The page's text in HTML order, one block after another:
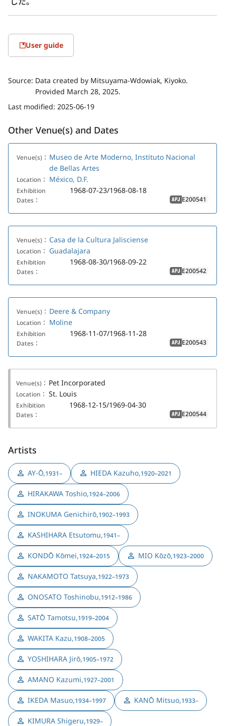
User guide
Source: Data created by Mitsuyama-Wdowiak, Kiyoko.
Provided March 28, 2025.
Last modified: 2025-06-19
Other Venue(s) and Dates
Venue(s)： Museo de Arte Moderno, Instituto Nacional
de Bellas Artes
Location： México, D.F.
Exhibition
Dates：
1968-07-23/1968-08-18
APJ E200541
Venue(s)： Casa de la Cultura Jalisciense
Location： Guadalajara
Exhibition
Dates：
1968-08-30/1968-09-22
APJ E200542
Venue(s)： Deere & Company
Location： Moline
Exhibition
Dates：
1968-11-07/1968-11-28
APJ E200543
Venue(s)： Pet Incorporated
Location： St. Louis
Exhibition
Dates：
1968-12-15/1969-04-30
APJ E200544
Artists
AY-Ō,1931– HIEDA Kazuho,1920–2021
HIRAKAWA Toshio,1924–2006
INOKUMA Genichirō,1902–1993
KASHIHARA Etsutomu,1941–
KONDŌ Kōmei,1924–2015 MIO Kōzō,1923–2000
NAKAMOTO Tatsuya,1922–1973
ONOSATO Toshinobu,1912–1986
SATŌ Tamotsu,1919–2004
WAKITA Kazu,1908–2005
YOSHIHARA Jirō,1905–1972
AMANO Kazumi,1927–2001
IKEDA Masuo,1934–1997 KANŌ Mitsuo,1933–
KIMURA Shigeru,1929–